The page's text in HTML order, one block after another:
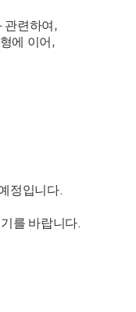
관련하여 ,
에 이어 ,
정입니다.
를 바랍니다.